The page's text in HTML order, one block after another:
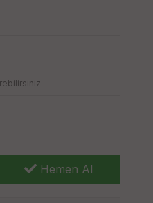
Hemen Al